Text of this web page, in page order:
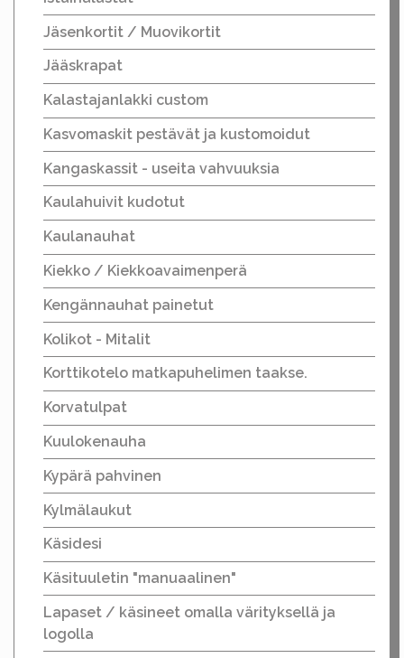
Jäsenkortit / Muovikortit
Jääskrapat
Kalastajanlakki custom
Kasvomaskit pestävät ja kustomoidut
Kangaskassit - useita vahvuuksia
Kaulahuivit kudotut
Kaulanauhat
Kiekko / Kiekkoavaimenperä
Kengännauhat painetut
Kolikot - Mitalit
Korttikotelo matkapuhelimen taakse.
Korvatulpat
Kuulokenauha
Kypärä pahvinen
Kylmälaukut
Käsidesi
Käsituuletin "manuaalinen"
Lapaset / käsineet omalla värityksellä ja
logolla